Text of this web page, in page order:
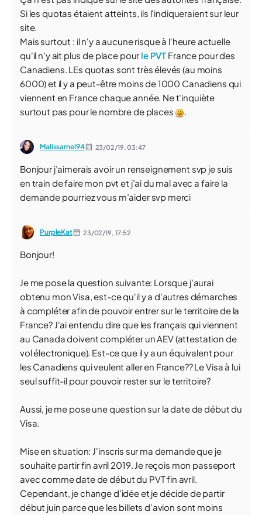
Si les quotas étaient atteints, ils l'indiqueraient sur leur
site.
Mais surtout : il n'y a aucune risque à l'heure actuelle
qu'il n'y ait plus de place pour le PVT France pour des
Canadiens. LEs quotas sont très élevés (au moins
6000) et il y a peut-être moins de 1000 Canadiens qui
viennent en France chaque année. Ne t'inquiète
surtout pas pour le nombre de places
.
Malissamel94 23/02/19,03:47
Bonjour j’aimerais avoir un renseignement svp je suis
en train de faire mon pvt et j’ai du mal avec a faire la
demande pourriez vous m’aider svp merci
PurpleKat 23/02/19, 17:52
Bonjour!
Je me pose la question suivante: Lorsque j'aurai
obtenu mon Visa, est-ce qu'il y a d'autres démarches
à compléter afin de pouvoir entrer sur le territoire de la
France? J'ai entendu dire que les français qui viennent
au Canada doivent compléter un AEV (attestation de
vol électronique). Est-ce que il y a un équivalent pour
les Canadiens qui veulent aller en France?? Le Visa à lui
seul suffit-il pour pouvoir rester sur le territoire?
Aussi, je me pose une question sur la date de début du
Visa.
Mise en situation: J'inscris sur ma demande que je
souhaite partir fin avril 2019. Je reçois mon passeport
avec comme date de début du PVT fin avril.
Cependant, je change d'idée et je décide de partir
début juin parce que les billets d'avion sont moins